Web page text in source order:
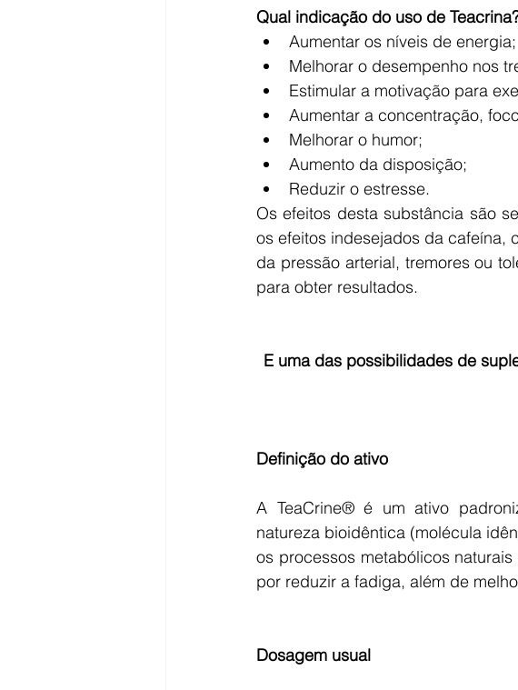
Qual indicação do uso de
Aumentar os níveis de energia;
Melhorar o desempenho nos
Estimular a motivação para
Aumentar a concentração,
Melhorar o humor;
Aumento da disposição;
Reduzir o estresse.
Os efeitos desta substância são
os efeitos indesejados da cafeína,
da pressão arterial, tremores ou
para obter resultados.
E uma das possibilidades de
Definição do ativo
A TeaCrine® é um ativo
natureza bioidêntica (molécula
os processos metabólicos
por reduzir a fadiga, além de
Dosagem usual